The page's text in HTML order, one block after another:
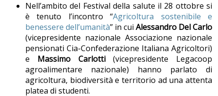
Nell’ambito del Festival della salute il 28 ottobre si
è tenuto l’incontro “Agricoltura sostenibile e
benessere dell’umanità” in cui Alessandro Del Carlo
(vicepresidente nazionale Associazione nazionale
pensionati Cia-Confederazione Italiana Agricoltori)
e Massimo Carlotti(vicepresidente Legacoop
agroalimentare nazionale) hanno parlato di
agricoltura, biodiversità e territorio ad una attenta
platea di studenti.